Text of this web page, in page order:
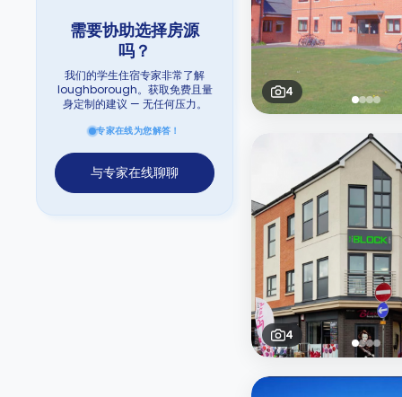
需要协助选择房源
吗？
我们的学生住宿专家非常了解
loughborough。获取免费且量
身定制的建议 — 无任何压力。
专家在线为您解答！
与专家在线聊聊
4
4